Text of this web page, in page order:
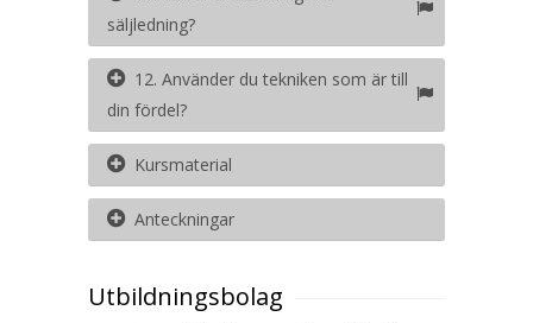
säljledning?
12. Använder du tekniken som är till
din fördel?
Kursmaterial
Anteckningar
Utbildningsbolag